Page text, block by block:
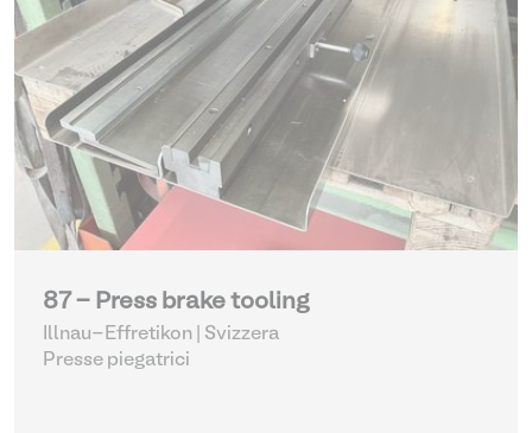
87 - Press brake tooling
Illnau-Effretikon | Svizzera
Presse piegatrici